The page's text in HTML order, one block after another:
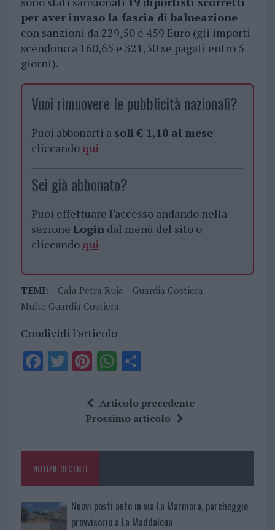
per aver invaso la fascia di balneazione
con sanzioni da 229,50 e 459 Euro (gli importi
scendono a 160,65 e 321,30 se pagati entro 5
giorni).
Vuoi rimuovere le pubblicità nazionali?
Puoi abbonarti a soli € 1,10 al mese
cliccando qui
Sei già abbonato?
Puoi effettuare l'accesso andando nella
sezione Logindal menù del sito o
cliccando qui
TEMI: Cala Petra Ruja
Guardia Costiera
Multe Guardia Costiera
Condividi l'articolo
F
o
k
T Pi
te
re
W
at
s
p
S
a
re
Articolo precedente
Prossimo articolo
NOTIZIE RECENTI
Nuovi posti auto in via La Marmora, parcheggio
provvisorio a La Maddalena